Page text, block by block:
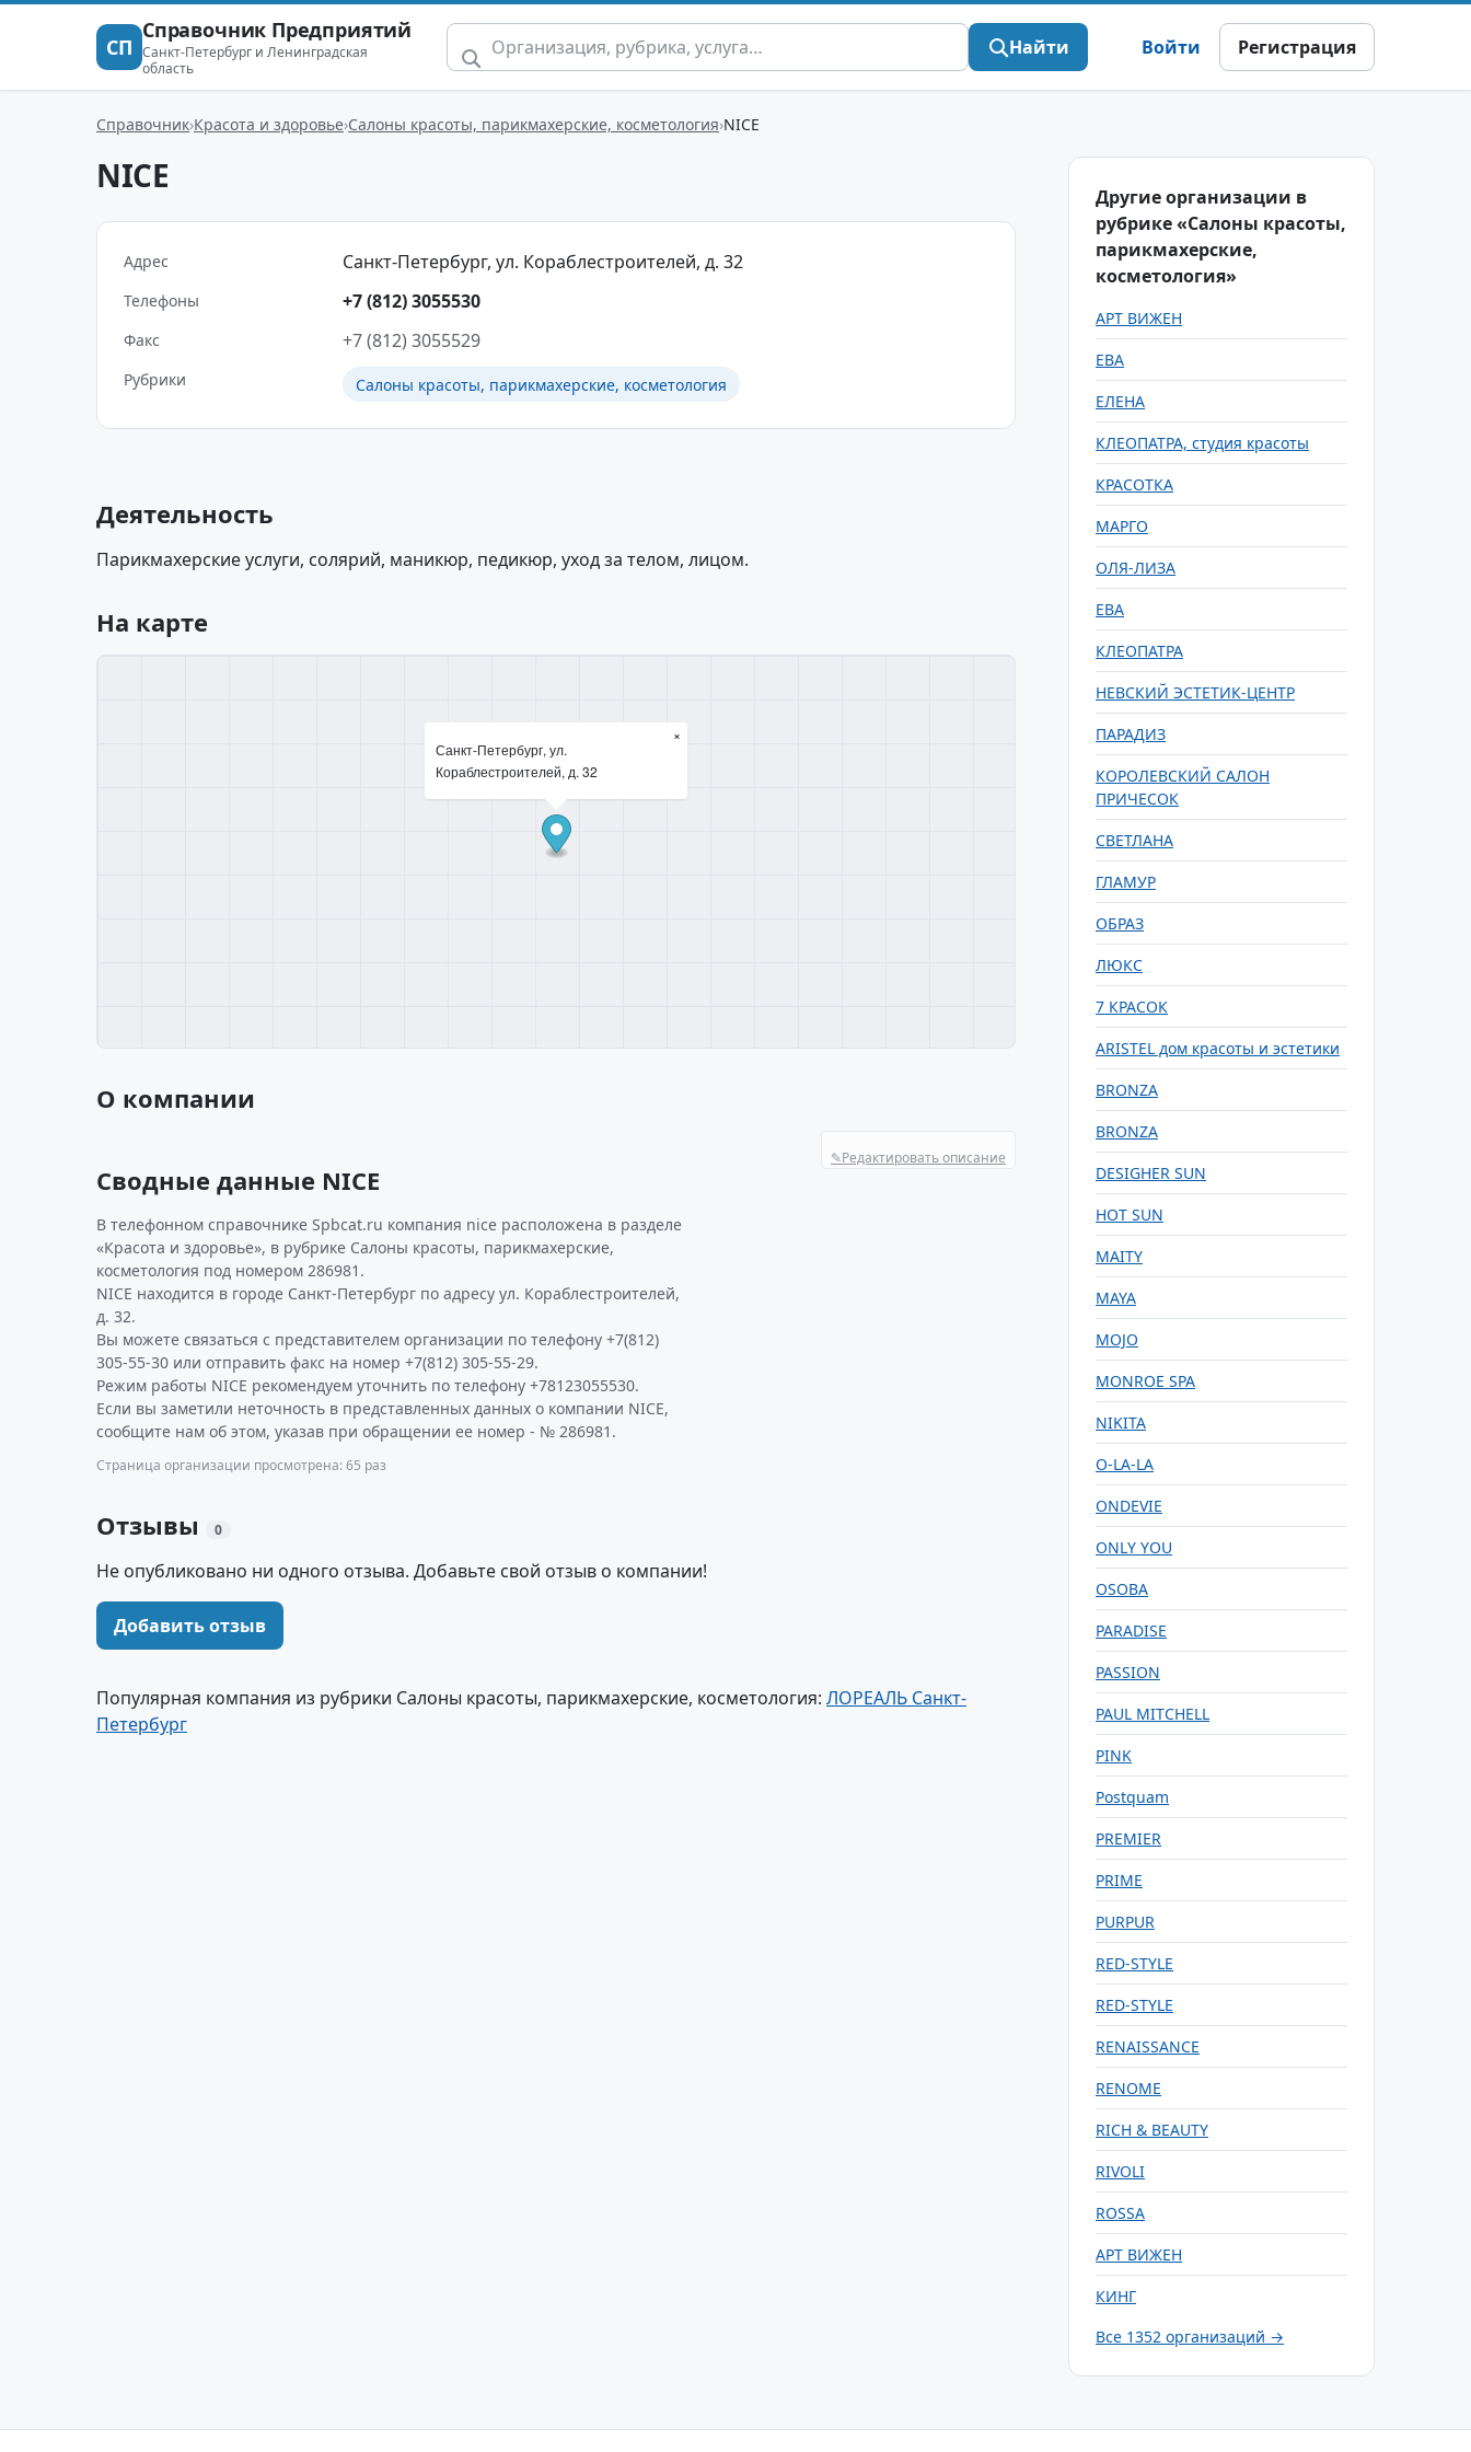
СП
Справочник Предприятий
Санкт-Петербург и Ленинградская
область
Найти Войти Регистрация
Справочник Красота и здоровье Салоны красоты, парикмахерские, косметология NICE
NICE
Адрес Санкт-Петербург, ул. Кораблестроителей, д. 32
Телефоны +7 (812) 3055530
Факс +7 (812) 3055529
Рубрики Салоны красоты, парикмахерские, косметология
Деятельность
Парикмахерские услуги, солярий, маникюр, педикюр, уход за телом, лицом.
На карте
Санкт-Петербург, ул.
Кораблестроителей, д. 32
×
О компании
✎Редактировать описание
Сводные данные NICE
В телефонном справочнике Spbcat.ru компания nice расположена в разделе
«Красота и здоровье», в рубрике Салоны красоты, парикмахерские,
косметология под номером 286981.
NICE находится в городе Санкт-Петербург по адресу ул. Кораблестроителей,
д. 32.
Вы можете связаться с представителем организации по телефону +7(812)
305-55-30 или отправить факс на номер +7(812) 305-55-29.
Режим работы NICE рекомендуем уточнить по телефону +78123055530.
Если вы заметили неточность в представленных данных о компании NICE,
сообщите нам об этом, указав при обращении ее номер - № 286981.
Страница организации просмотрена: 65 раз
Отзывы 0
Не опубликовано ни одного отзыва. Добавьте свой отзыв о компании!
Добавить отзыв
Популярная компания из рубрики Салоны красоты, парикмахерские, косметология: ЛОРЕАЛЬ Санкт-
Петербург
Другие организации в
рубрике «Салоны красоты,
парикмахерские,
косметология»
АРТ ВИЖЕН
ЕВА
ЕЛЕНА
КЛЕОПАТРА, студия красоты
КРАСОТКА
МАРГО
ОЛЯ-ЛИЗА
ЕВА
КЛЕОПАТРА
НЕВСКИЙ ЭСТЕТИК-ЦЕНТР
ПАРАДИЗ
КОРОЛЕВСКИЙ САЛОН
ПРИЧЕСОК
СВЕТЛАНА
ГЛАМУР
ОБРАЗ
ЛЮКС
7 КРАСОК
ARISTEL дом красоты и эстетики
BRONZA
BRONZA
DESIGHER SUN
HOT SUN
MAITY
MAYA
MOJO
MONROE SPA
NIKITA
O-LA-LA
ONDEVIE
ONLY YOU
OSOBA
PARADISE
PASSION
PAUL MITCHELL
PINK
Postquam
PREMIER
PRIME
PURPUR
RED-STYLE
RED-STYLE
RENAISSANCE
RENOME
RICH & BEAUTY
RIVOLI
ROSSA
АРТ ВИЖЕН
КИНГ
Все 1352 организаций →